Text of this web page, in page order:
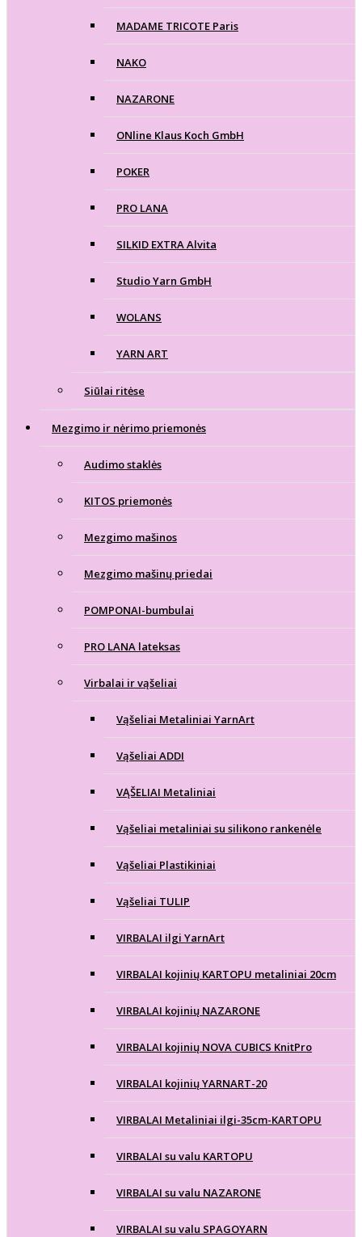
MADAME TRICOTE Paris
NAKO
NAZARONE
ONline Klaus Koch GmbH
POKER
PRO LANA
SILKID EXTRA Alvita
Studio Yarn GmbH
WOLANS
YARN ART
Siūlai ritėse
Mezgimo ir nėrimo priemonės
Audimo staklės
KITOS priemonės
Mezgimo mašinos
Mezgimo mašinų priedai
POMPONAI-bumbulai
PRO LANA lateksas
Virbalai ir vąšeliai
Vąšeliai Metaliniai YarnArt
Vąšeliai ADDI
VĄŠELIAI Metaliniai
Vąšeliai metaliniai su silikono rankenėle
Vąšeliai Plastikiniai
Vąšeliai TULIP
VIRBALAI ilgi YarnArt
VIRBALAI kojinių KARTOPU metaliniai 20cm
VIRBALAI kojinių NAZARONE
VIRBALAI kojinių NOVA CUBICS KnitPro
VIRBALAI kojinių YARNART-20
VIRBALAI Metaliniai ilgi-35cm-KARTOPU
VIRBALAI su valu KARTOPU
VIRBALAI su valu NAZARONE
VIRBALAI su valu SPAGOYARN